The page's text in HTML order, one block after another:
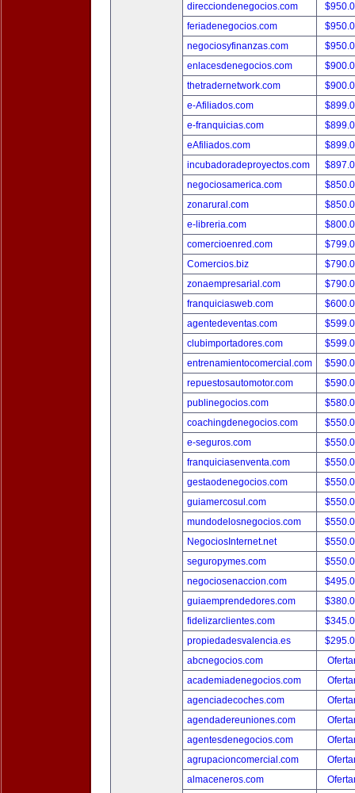
direcciondenegocios.com
feriadenegocios.com
negociosyfinanzas.com
enlacesdenegocios.com
thetradernetwork.com
e-Afiliados.com
e-franquicias.com
eAfiliados.com
incubadoradeproyectos.com
negociosamerica.com
zonarural.com
e-libreria.com
comercioenred.com
Comercios.biz
zonaempresarial.com
franquiciasweb.com
agentedeventas.com
clubimportadores.com
entrenamientocomercial.com
repuestosautomotor.com
publinegocios.com
coachingdenegocios.com
e-seguros.com
franquiciasenventa.com
gestaodenegocios.com
guiamercosul.com
mundodelosnegocios.com
NegociosInternet.net
seguropymes.com
negociosenaccion.com
guiaemprendedores.com
fidelizarclientes.com
propiedadesvalencia.es
abcnegocios.com
academiadenegocios.com
agenciadecoches.com
agendadereuniones.com
agentesdenegocios.com
agrupacioncomercial.com
almaceneros.com